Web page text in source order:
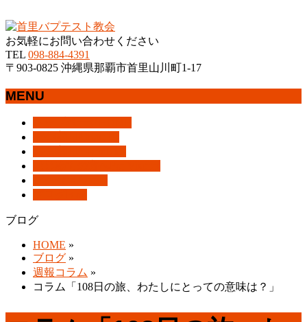
お気軽にお問い合わせください
TEL 098-884-4391
〒903-0825 沖縄県那覇市首里山川町1-17
MENU
す
ブログ
HOME »
ブログ »
週報コラム »
コラム「108日の旅、わたしにとっての意味は？」